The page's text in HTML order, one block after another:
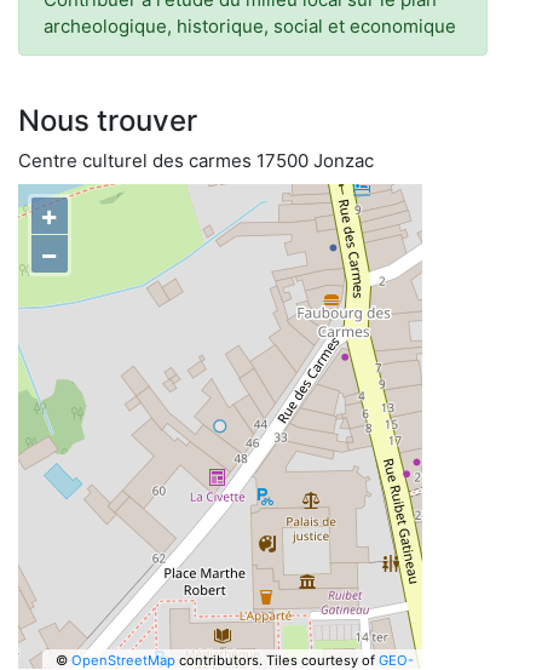
archeologique, historique, social et economique
Nous trouver
Centre culturel des carmes 17500 Jonzac
+
−
© OpenStreetMapcontributors. Tiles courtesy of GEO-